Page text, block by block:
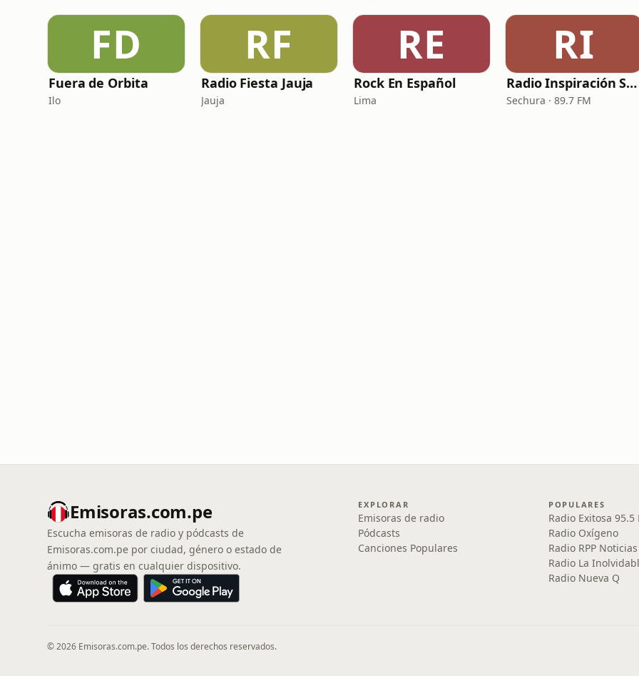
FD
Fuera de Orbita
Ilo
RF
Radio Fiesta Jauja
Jauja
RE
Rock En Español
Lima
RI
Radio Inspiración Sechura
Sechura · 89.7 FM
Emisoras.com.pe
Escucha emisoras de radio y pódcasts de
Emisoras.com.pe por ciudad, género o estado de
ánimo — gratis en cualquier dispositivo.
EXPLORAR
Emisoras de radio
Pódcasts
Canciones Populares
POPULARES
Radio Exitosa 95.5
Radio Oxígeno
Radio RPP Noticias
Radio La
Radio Nueva Q
© 2026 Emisoras.com.pe. Todos los derechos reservados.